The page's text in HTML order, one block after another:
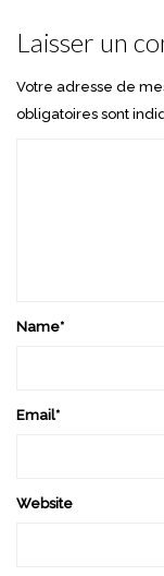
Laisser un
Votre adresse de
obligatoires sont
Name*
Email*
Website